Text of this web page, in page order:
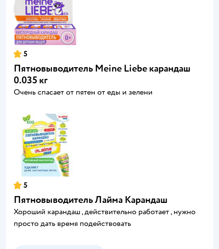
5
Пятновыводитель Meine Liebe карандаш
0.035 кг
Очень спасает от пятен от еды и зелени
5
Пятновыводитель Лайма Карандаш
Хороший карандаш , действительно работает , нужно
просто дать время подействовать